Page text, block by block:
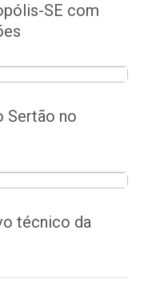
SE com
Sertão no
técnico da